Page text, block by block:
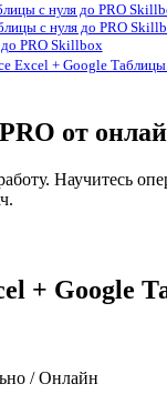
с нуля до PRO
с нуля до PRO
PRO Skillbox
Excel + Google
PRO от
Научитесь
+ Google
/ Онлайн